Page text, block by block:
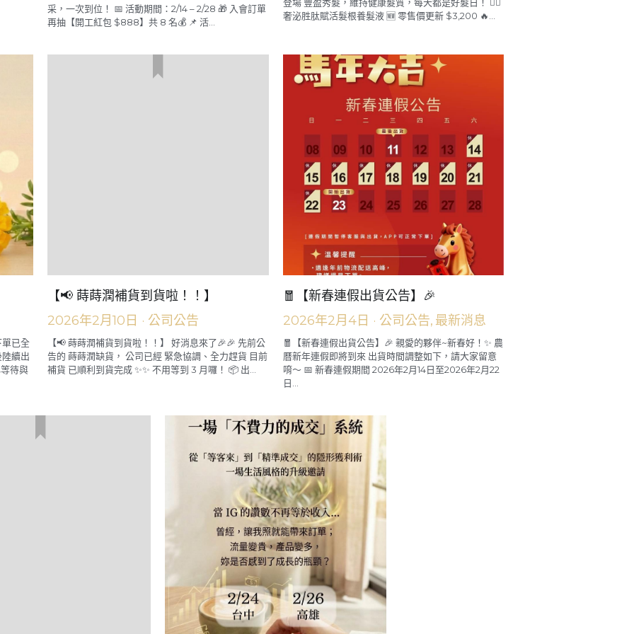
2026年2月11日·
公司公告,
最新消息, 促銷活動
🧧 新年開運限定｜馬上有吉美光 🧧 健康 ✕ 美麗 ✕ 光
再抽【開工紅包 $888】共 8 名💰 📌 活...
2026年2月11日·公司公告
登場 豐盈秀髮，維持健康髮質，每天都是好髮日！ 💆‍♀
奢泌胜肽賦活髮根養髮液 🆕 零售價更新 $3,200 🔥...
陸續出
【📢 蒔蒔潤補貨到貨啦！！】
2026年2月10日
公司公告
告的 蒔蒔潤缺貨， 公司已經 緊急協調、全力趕貨 目前
補貨 已順利到貨完成 ✨✨ 不用等到 3 月囉！ 📦 出...
🧧【新春連假出貨公告】🎉
2026年2月4日· 公司公告, 最新消息
曆新年連假即將到來 出貨時間調整如下，請大家留意
唷～ 📅 新春連假期間 2026年2月14日至2026年2月22